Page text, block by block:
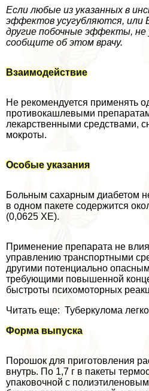
Если любые из указанных в
эффектов усугубляются,
другие побочные эффекты, не
сообщите об этом врачу.
Взаимодействие
Не рекомендуется применять
противокашлевыми
лекарственными средствами,
мокроты.
Особые указания
Больным сахарным диабетом
в одном пакете содержится
(0,0625 ХЕ).
Применение препарата не
управлению трaнcпортными
другими потенциально
требующими повышенной
быстроты психомоторных
Читать еще: Туберкулома
Форма выпуска
Порошок для приготовления
внутрь. По 1,7 г в пакеты
упаковочной с